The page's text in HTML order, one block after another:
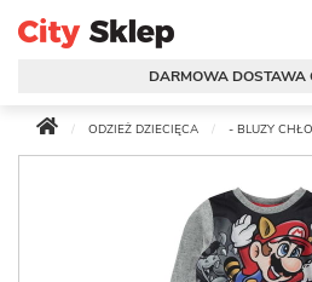
DARMOWA DOSTAWA
ODZIEŻ DZIECIĘCA - BLUZY